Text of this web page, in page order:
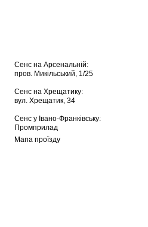
Сенс на Арсенальній:
пров. Микільський, 1/25
Сенс на Хрещатику:
вул. Хрещатик, 34
Сенс у Івано-Франківську:
Промприлад
Мапа проїзду